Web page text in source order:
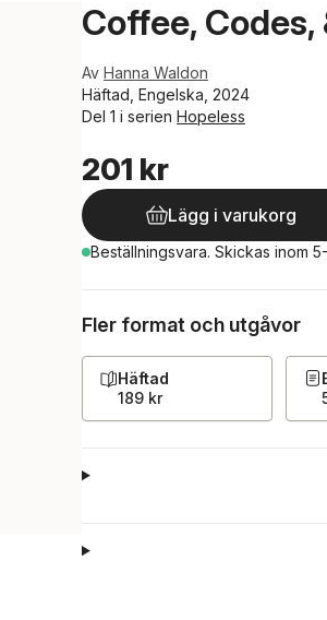
Coffee, Codes,
Av Hanna Waldon
Häftad, Engelska, 2024
Del 1 i serien Hopeless
201 kr
Lägg i varukorg
Beställningsvara. Skickas inom
Fler format och utgåvor
Häftad
189 kr